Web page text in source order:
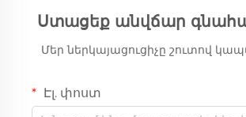
Ստացեք անվճար
Մեր ներկայացուցիչը շուտով
Էլ. փոստ